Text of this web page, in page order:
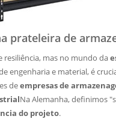
prateleira de
resiliência, mas no mundo da
engenharia e material, é
deempresas de
Na Alemanha, definimos
do projeto.